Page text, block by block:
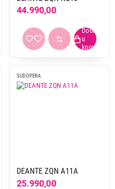
44.990,00
SUDOPERA
DEANTE ZQN A11A
25.990,00